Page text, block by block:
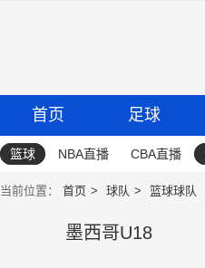
首页 足球
篮球 NBA直播 CBA直播
当前位置： 首页 球队 篮球球队
墨西哥U18